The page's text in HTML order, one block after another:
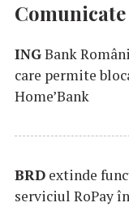
INGBank
care permite
Home’Bank
BRD extinde
serviciul RoPay